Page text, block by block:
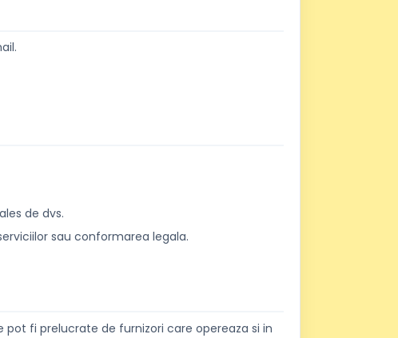
de dvs.
sau conformarea legala.
fi prelucrate de furnizori care opereaza si in